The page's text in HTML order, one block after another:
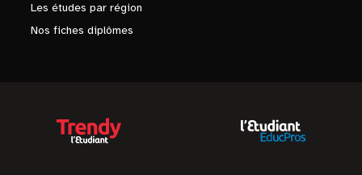
Les études par région
Nos fiches diplômes